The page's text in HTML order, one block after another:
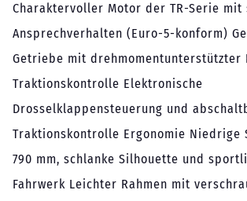
Charaktervoller Motor der TR-Serie mit
Ansprechverhalten (Euro-5-konform)
Getriebe mit drehmomentunterstützter
Traktionskontrolle Elektronische
Drosselklappensteuerung und
Traktionskontrolle Ergonomie Niedrige
790 mm, schlanke Silhouette und
Fahrwerk Leichter Rahmen mit